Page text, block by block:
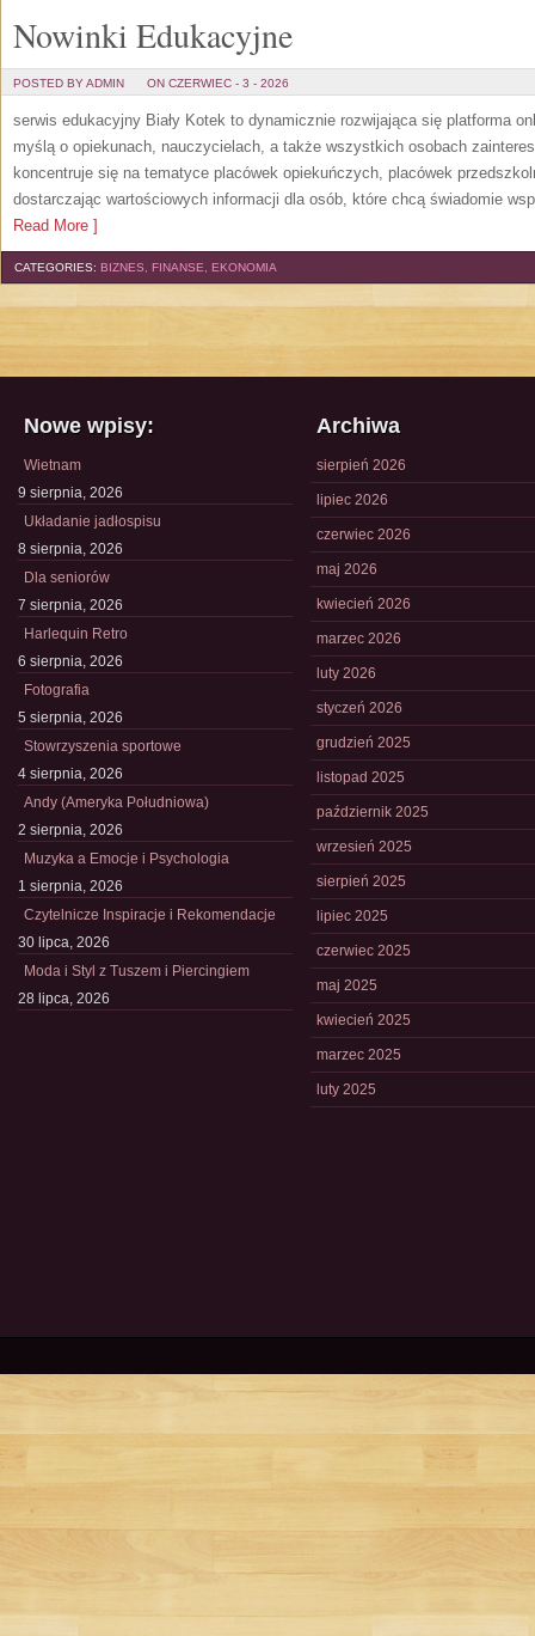
Nowinki Edukacyjne
POSTED BY ADMIN ON CZERWIEC - 3 - 2026
serwis edukacyjny Biały Kotek to dynamicznie rozwijająca się platforma
myślą o opiekunach, nauczycielach, a także wszystkich osobach
koncentruje się na tematyce placówek opiekuńczych, placówek
dostarczając wartościowych informacji dla osób, które chcą świadomie
Read More ]
CATEGORIES: BIZNES, FINANSE, EKONOMIA
Nowe wpisy:
Wietnam
9 sierpnia, 2026
Układanie jadłospisu
8 sierpnia, 2026
Dla seniorów
7 sierpnia, 2026
Harlequin Retro
6 sierpnia, 2026
Fotografia
5 sierpnia, 2026
Stowrzyszenia sportowe
4 sierpnia, 2026
Andy (Ameryka Południowa)
2 sierpnia, 2026
Muzyka a Emocje i Psychologia
1 sierpnia, 2026
Czytelnicze Inspiracje i Rekomendacje
30 lipca, 2026
Moda i Styl z Tuszem i Piercingiem
28 lipca, 2026
Archiwa
sierpień 2026
lipiec 2026
czerwiec 2026
maj 2026
kwiecień 2026
marzec 2026
luty 2026
styczeń 2026
grudzień 2025
listopad 2025
październik 2025
wrzesień 2025
sierpień 2025
lipiec 2025
czerwiec 2025
maj 2025
kwiecień 2025
marzec 2025
luty 2025